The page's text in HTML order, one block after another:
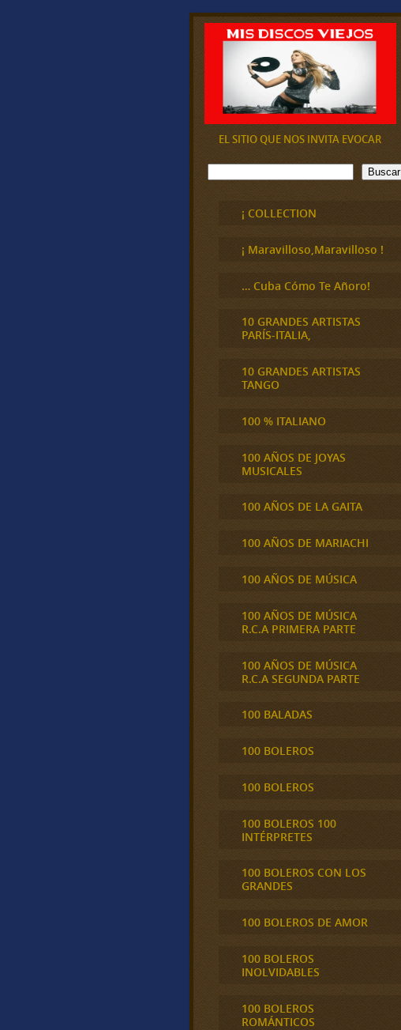
EL SITIO QUE NOS INVITA EVOCAR
B
u
Buscar
¡ COLLECTION
¡ Maravilloso,Maravilloso !
… Cuba Cómo Te Añoro!
10 GRANDES ARTISTAS
PARÍS-ITALIA,
10 GRANDES ARTISTAS
TANGO
100 % ITALIANO
100 AÑOS DE JOYAS
MUSICALES
100 AÑOS DE LA GAITA
100 AÑOS DE MARIACHI
100 AÑOS DE MÚSICA
100 AÑOS DE MÚSICA
R.C.A PRIMERA PARTE
100 AÑOS DE MÚSICA
R.C.A SEGUNDA PARTE
100 BALADAS
100 BOLEROS
100 BOLEROS
100 BOLEROS 100
INTÉRPRETES
100 BOLEROS CON LOS
GRANDES
100 BOLEROS DE AMOR
100 BOLEROS
INOLVIDABLES
100 BOLEROS
ROMÁNTICOS